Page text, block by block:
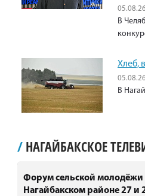
В
Хлеб,
В
/ НАГАЙБАКСКОЕ
Форум сельской молодёжи
Нагайбакском районе 27 и